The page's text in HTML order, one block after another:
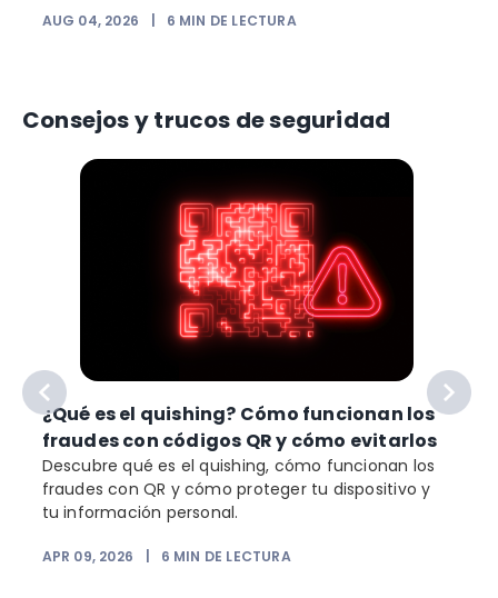
AUG 04, 2026 6 MIN DE LECTURA
Consejos y trucos de seguridad
¿Qué es el quishing? Cómo funcionan los
fraudes con códigos QR y cómo evitarlos
Descubre qué es el quishing, cómo funcionan los
fraudes con QR y cómo proteger tu dispositivo y
tu información personal.
APR 09, 2026 6 MIN DE LECTURA